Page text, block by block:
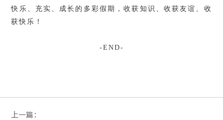
快乐、充实、成长的多彩假期
，收获知识、收获友谊、收
获快乐！
-END-
上一篇：